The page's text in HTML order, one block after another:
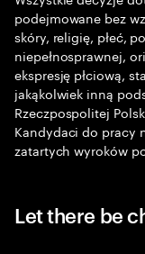
podejmowane bez
skóry, religię, płeć,
niepełnosprawnej,
ekspresję płciową,
jakąkolwiek inną
Rzeczpospolitej
Kandydaci do pracy
zatartych wyroków
Let there be